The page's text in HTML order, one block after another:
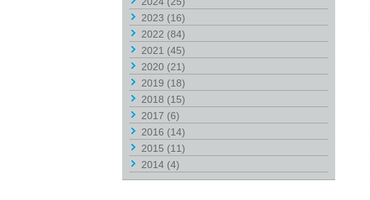
2023 (16)
2022 (84)
2021 (45)
2020 (21)
2019 (18)
2018 (15)
2017 (6)
2016 (14)
2015 (11)
2014 (4)